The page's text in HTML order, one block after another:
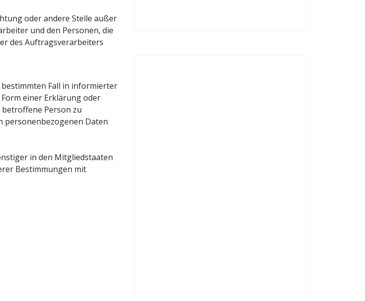
oder andere Stelle außer
und den Personen, die
des Auftragsverarbeiters
Fall in informierter
einer Erklärung oder
Person zu
personenbezogenen Daten
in den Mitgliedstaaten
Bestimmungen mit